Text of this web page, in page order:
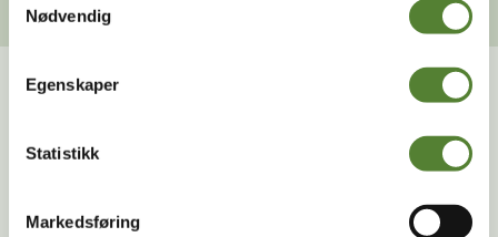
Nødvendig
Egenskaper
Statistikk
Markedsføring
LÆR MER OM STRUTS